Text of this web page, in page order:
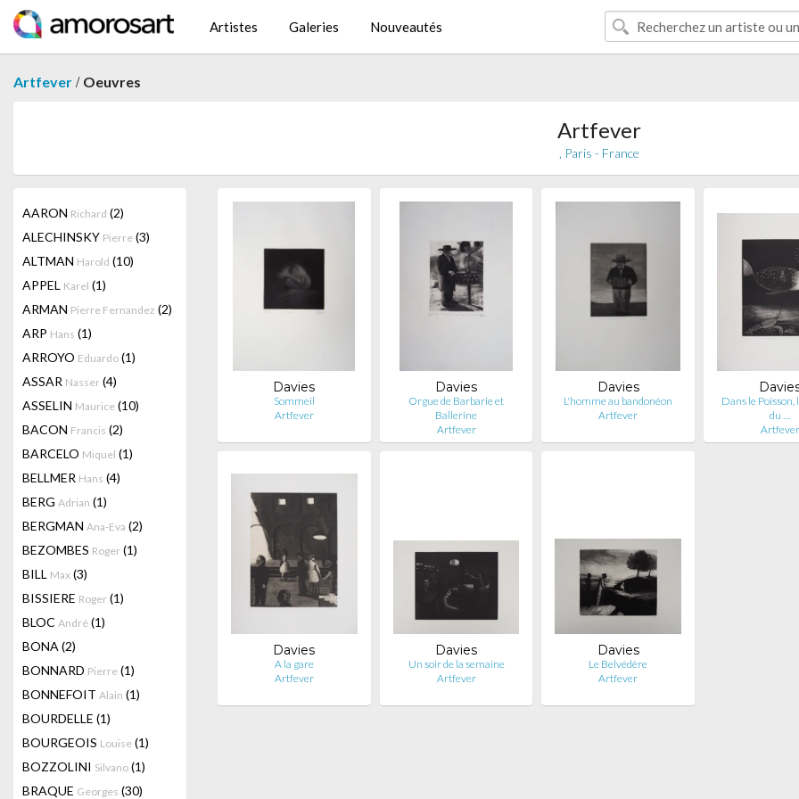
Artistes Galeries Nouveautés
Artfever / Oeuvres
Artfever
, Paris - France
AARON Richard (2)
ALECHINSKY Pierre (3)
ALTMAN Harold (10)
APPEL Karel (1)
ARMAN Pierre Fernandez (2)
ARP Hans (1)
ARROYO Eduardo (1)
ASSAR Nasser (4)
ASSELIN Maurice (10)
BACON Francis (2)
BARCELO Miquel (1)
BELLMER Hans (4)
BERG Adrian (1)
BERGMAN Ana-Eva (2)
BEZOMBES Roger (1)
BILL Max (3)
BISSIERE Roger (1)
BLOC André (1)
BONA (2)
BONNARD Pierre (1)
BONNEFOIT Alain (1)
BOURDELLE (1)
BOURGEOIS Louise (1)
BOZZOLINI Silvano (1)
BRAQUE Georges (30)
Davies
Sommeil
Artfever
Davies
Orgue de Barbarie et
Ballerine
Artfever
Davies
L'homme au bandonéon
Artfever
Dans le Poisson,
du …
Artfever
Davies
A la gare
Artfever
Davies
Un soir de la semaine
Artfever
Davies
Le Belvédère
Artfever